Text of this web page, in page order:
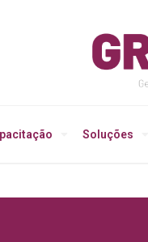
Soluções